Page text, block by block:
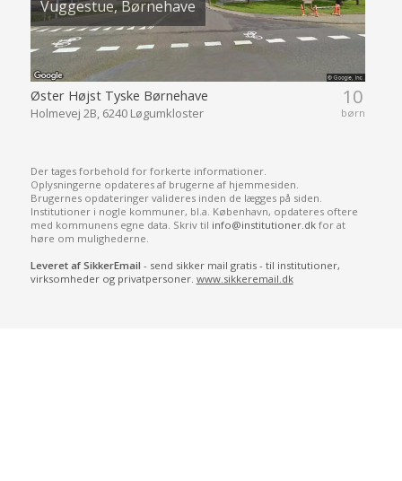
Vuggestue, Børnehave
10
børn
Øster Højst Tyske Børnehave
Holmevej 2B, 6240 Løgumkloster
Der tages forbehold for forkerte informationer.
Oplysningerne opdateres af brugerne af hjemmesiden.
Brugernes opdateringer valideres inden de lægges på siden.
Institutioner i nogle kommuner, bl.a. København, opdateres oftere
med kommunens egne data. Skriv til info@institutioner.dkfor at
høre om mulighederne.
Leveret af SikkerEmail - send sikker mail gratis - til institutioner,
virksomheder og privatpersoner. www.sikkeremail.dk